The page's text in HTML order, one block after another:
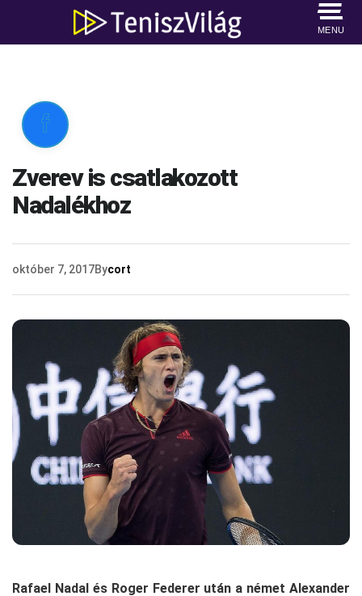
MENU

Zverev is csatlakozott
Nadalékhoz
október 7, 2017Bycort
Rafael Nadal és Roger Federer után a német Alexander